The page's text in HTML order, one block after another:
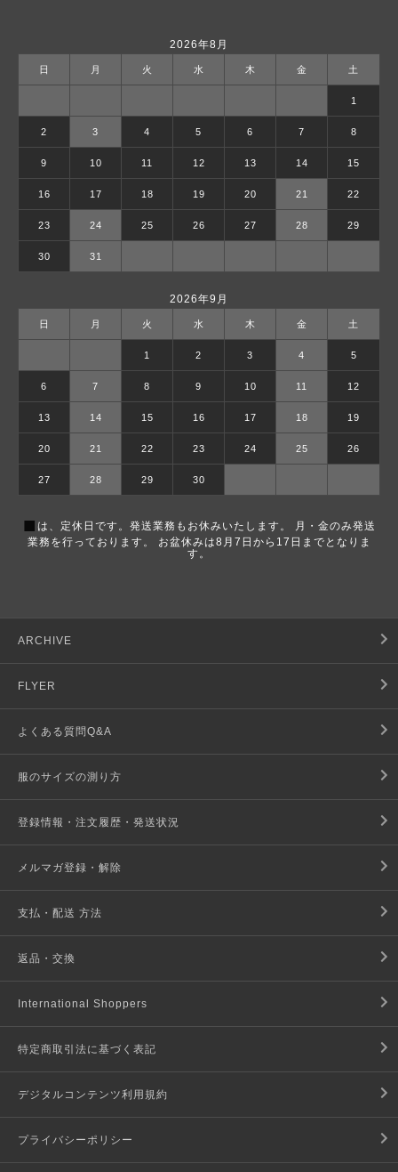
2026年8月
日 月 火 水 木 金 土
1
2 3 4 5 6 7 8
9 10 11 12 13 14 15
16 17 18 19 20 21 22
23 24 25 26 27 28 29
30 31
2026年9月
日 月 火 水 木 金 土
1 2 3 4 5
6 7 8 9 10 11 12
13 14 15 16 17 18 19
20 21 22 23 24 25 26
27 28 29 30
■ は、定休日です。発送業務もお休みいたします。 月・金のみ発送
業務を行っております。 お盆休みは8月7日から17日までとなりま
す。
ARCHIVE
FLYER
よくある質問Q&A
服のサイズの測り方
登録情報・注文履歴・発送状況
メルマガ登録・解除
支払・配送 方法
返品・交換
International Shoppers
特定商取引法に基づく表記
デジタルコンテンツ利用規約
プライバシーポリシー